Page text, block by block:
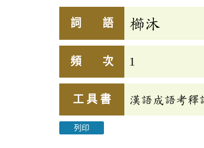
詞 語 櫛沐
頻 次 1
工 具 書 漢語成語考釋
列印